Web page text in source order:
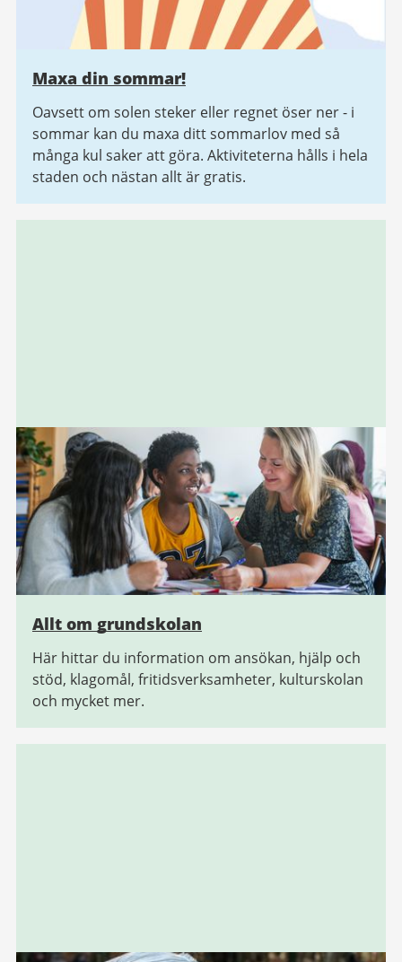
Maxa din sommar!
Oavsett om solen steker eller regnet öser ner - i
sommar kan du maxa ditt sommarlov med så
många kul saker att göra. Aktiviteterna hålls i hela
staden och nästan allt är gratis.
Allt om grundskolan
Här hittar du information om ansökan, hjälp och
stöd, klagomål, fritidsverksamheter, kulturskolan
och mycket mer.